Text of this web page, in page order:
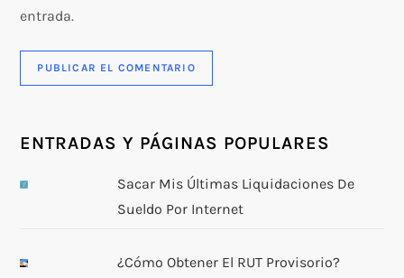
entrada.
ENTRADAS Y PÁGINAS POPULARES
Sacar Mis Últimas Liquidaciones De
Sueldo Por Internet
¿Cómo Obtener El RUT Provisorio?